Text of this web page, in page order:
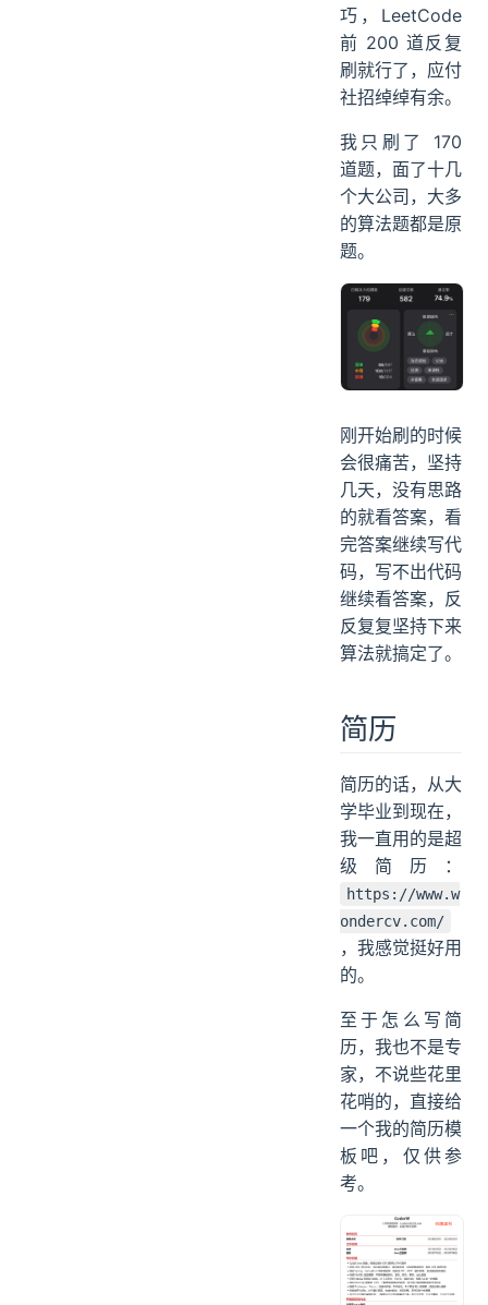
巧，LeetCode
前 200 道反复
刷就行了，应付
社招绰绰有余。
我只刷了 170
道题，面了十几
个大公司，大多
的算法题都是原
题。
刚开始刷的时候
会很痛苦，坚持
几天，没有思路
的就看答案，看
完答案继续写代
码，写不出代码
继续看答案，反
反复复坚持下来
算法就搞定了。
简历
简历的话，从大
学毕业到现在，
我一直用的是超
级简历：
https://www.w
ondercv.com/
，我感觉挺好用
的。
至于怎么写简
历，我也不是专
家，不说些花里
花哨的，直接给
一个我的简历模
板吧，仅供参
考。